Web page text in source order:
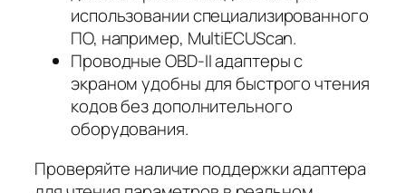
использовании специализированного
ПО, например, MultiECUScan.
Проводные OBD-II адаптеры с
экраном удобны для быстрого чтения
кодов без дополнительного
оборудования.
Проверяйте наличие поддержки адаптера